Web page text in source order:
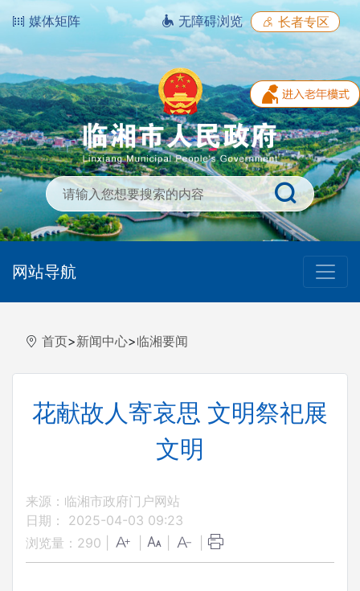
媒体矩阵 无障碍浏览 长者专区
网站导航
首页>新闻中心>临湘要闻
花献故人寄哀思 文明祭祀展
文明
来源：临湘市政府门户网站
日期： 2025-04-03 09:23
浏览量： 290